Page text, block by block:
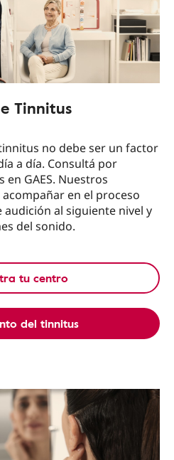
Tinnitus
no debe ser un factor
a día. Consultá por
GAES. Nuestros
en el proceso
al siguiente nivel y
del sonido.
tu centro
del tinnitus